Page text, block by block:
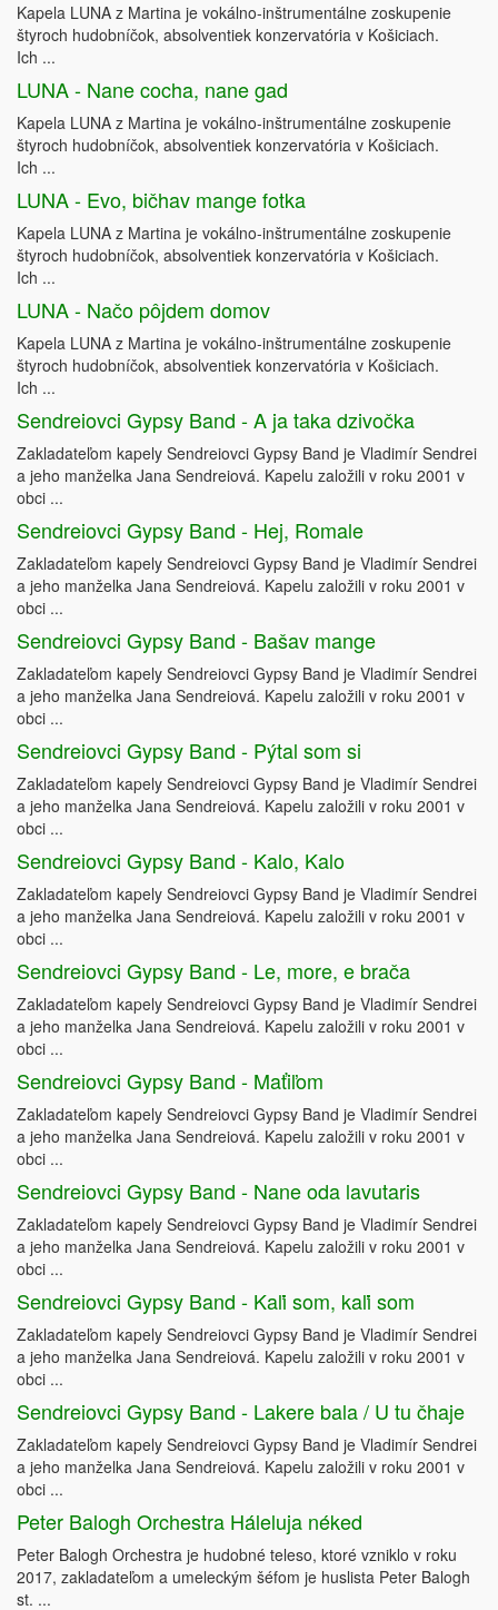
Kapela LUNA z Martina je vokálno-inštrumentálne zoskupenie
štyroch hudobníčok, absolventiek konzervatória v Košiciach.
Ich ...
LUNA - Nane cocha, nane gad
Kapela LUNA z Martina je vokálno-inštrumentálne zoskupenie
štyroch hudobníčok, absolventiek konzervatória v Košiciach.
Ich ...
LUNA - Evo, bičhav mange fotka
Kapela LUNA z Martina je vokálno-inštrumentálne zoskupenie
štyroch hudobníčok, absolventiek konzervatória v Košiciach.
Ich ...
LUNA - Načo pôjdem domov
Kapela LUNA z Martina je vokálno-inštrumentálne zoskupenie
štyroch hudobníčok, absolventiek konzervatória v Košiciach.
Ich ...
Sendreiovci Gypsy Band - A ja taka dzivočka
Zakladateľom kapely Sendreiovci Gypsy Band je Vladimír Sendrei
a jeho manželka Jana Sendreiová. Kapelu založili v roku 2001 v
obci ...
Sendreiovci Gypsy Band - Hej, Romale
Zakladateľom kapely Sendreiovci Gypsy Band je Vladimír Sendrei
a jeho manželka Jana Sendreiová. Kapelu založili v roku 2001 v
obci ...
Sendreiovci Gypsy Band - Bašav mange
Zakladateľom kapely Sendreiovci Gypsy Band je Vladimír Sendrei
a jeho manželka Jana Sendreiová. Kapelu založili v roku 2001 v
obci ...
Sendreiovci Gypsy Band - Pýtal som si
Zakladateľom kapely Sendreiovci Gypsy Band je Vladimír Sendrei
a jeho manželka Jana Sendreiová. Kapelu založili v roku 2001 v
obci ...
Sendreiovci Gypsy Band - Kalo, Kalo
Zakladateľom kapely Sendreiovci Gypsy Band je Vladimír Sendrei
a jeho manželka Jana Sendreiová. Kapelu založili v roku 2001 v
obci ...
Sendreiovci Gypsy Band - Le, more, e brača
Zakladateľom kapely Sendreiovci Gypsy Band je Vladimír Sendrei
a jeho manželka Jana Sendreiová. Kapelu založili v roku 2001 v
obci ...
Sendreiovci Gypsy Band - Maťiľom
Zakladateľom kapely Sendreiovci Gypsy Band je Vladimír Sendrei
a jeho manželka Jana Sendreiová. Kapelu založili v roku 2001 v
obci ...
Sendreiovci Gypsy Band - Nane oda lavutaris
Zakladateľom kapely Sendreiovci Gypsy Band je Vladimír Sendrei
a jeho manželka Jana Sendreiová. Kapelu založili v roku 2001 v
obci ...
Sendreiovci Gypsy Band - Kaľi som, kaľi som
Zakladateľom kapely Sendreiovci Gypsy Band je Vladimír Sendrei
a jeho manželka Jana Sendreiová. Kapelu založili v roku 2001 v
obci ...
Sendreiovci Gypsy Band - Lakere bala / U tu čhaje
Zakladateľom kapely Sendreiovci Gypsy Band je Vladimír Sendrei
a jeho manželka Jana Sendreiová. Kapelu založili v roku 2001 v
obci ...
Peter Balogh Orchestra Háleluja néked
Peter Balogh Orchestra je hudobné teleso, ktoré vzniklo v roku
2017, zakladateľom a umeleckým šéfom je huslista Peter Balogh
st. ...